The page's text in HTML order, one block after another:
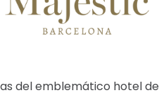
del emblemático hotel de